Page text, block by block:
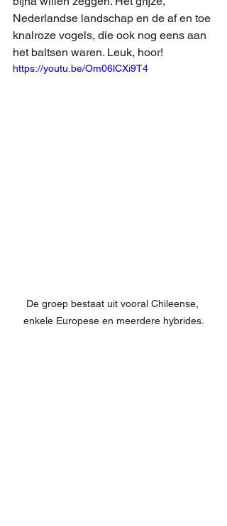
Nederlandse landschap en de af en toe
knalroze vogels, die ook nog eens aan
het baltsen waren. Leuk, hoor!
https://youtu.be/Om06lCXi9T4
De groep bestaat uit vooral Chileense,
enkele Europese en meerdere hybrides.